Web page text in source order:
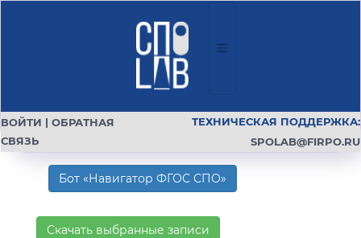
ВОЙТИ | ОБРАТНАЯ
СВЯЗЬ
ТЕХНИЧЕСКАЯ ПОДДЕРЖКА:
SPOLAB@FIRPO.RU
Бот «Навигатор ФГОС СПО»
Скачать выбранные записи